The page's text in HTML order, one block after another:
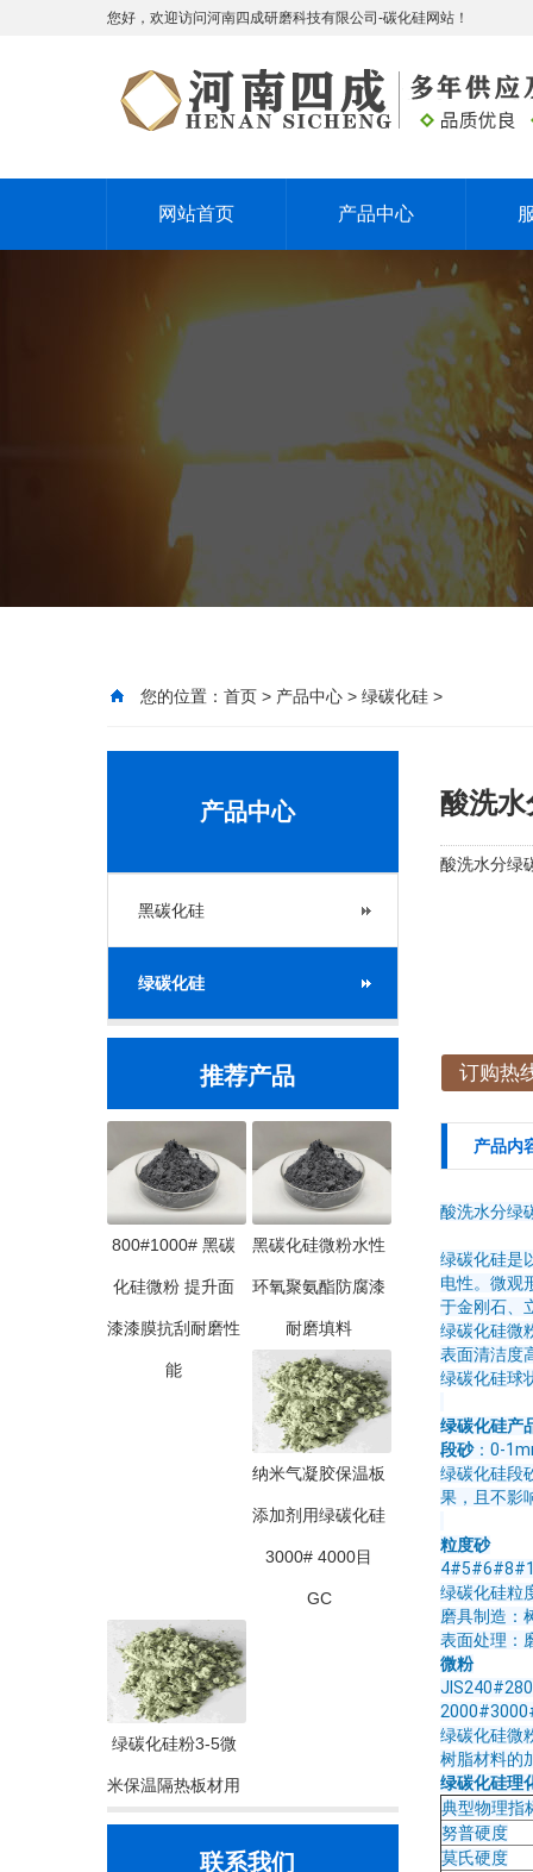
您好，欢迎访问河南四成研磨科技有限公司-碳化硅网站！
网站首页 产品中心
您的位置： 首页 > 产品中心 > 绿碳化硅 >
产品中心
黑碳化硅
绿碳化硅
推荐产品
800#1000# 黑碳
化硅微粉 提升面
漆漆膜抗刮耐磨性
能
黑碳化硅微粉水性
环氧聚氨酯防腐漆
耐磨填料
纳米气凝胶保温板
添加剂用绿碳化硅
3000# 4000目
GC
绿碳化硅粉3-5微
米保温隔热板材用
联系我们
酸洗
酸洗水分绿
订购热
产品内
酸洗水分绿
绿碳化硅是
电性。微观
于金刚石、
绿碳化硅微
表面清洁度
绿碳化硅球
绿碳化硅产
段砂：0-
绿碳化硅段
果，且不影
粒度砂
绿碳化硅粒
磨具制造：
表面处理：
微粉
绿碳化硅微
树脂材料的
绿碳化硅理
典型物理指
努普硬度
莫氏硬度